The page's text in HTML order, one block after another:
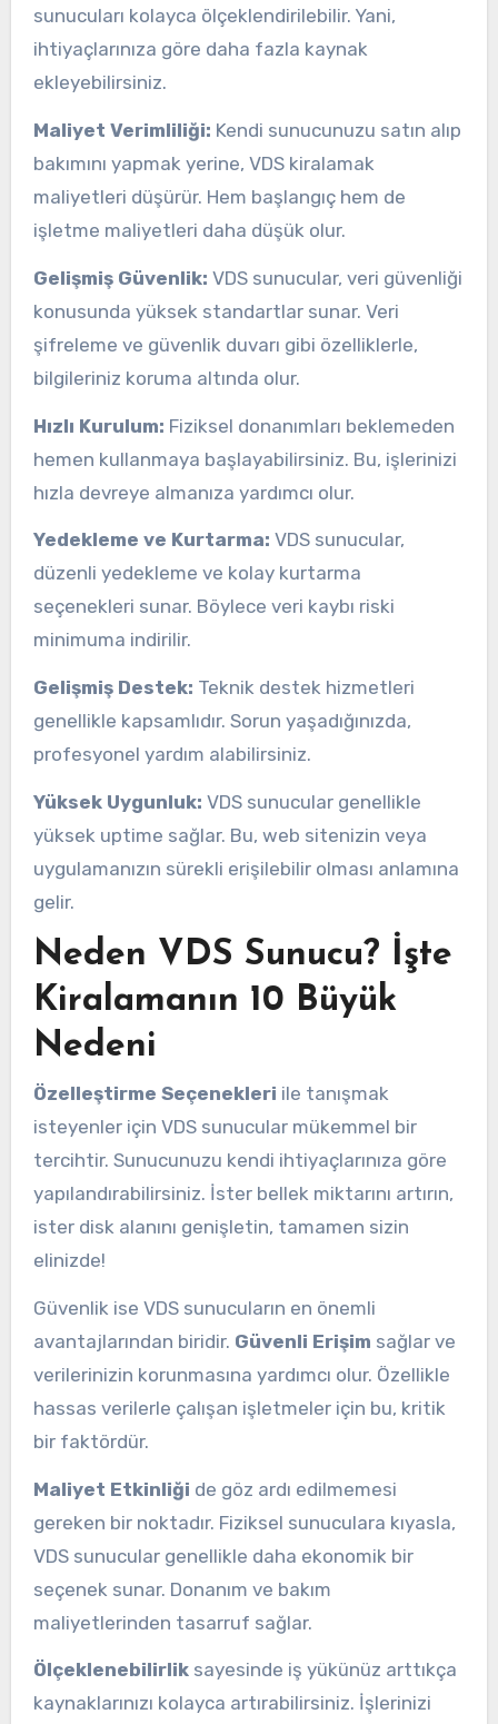
sunucuları kolayca ölçeklendirilebilir. Yani,
ihtiyaçlarınıza göre daha fazla kaynak
ekleyebilirsiniz.
Maliyet Verimliliği: Kendi sunucunuzu satın alıp
bakımını yapmak yerine, VDS kiralamak
maliyetleri düşürür. Hem başlangıç hem de
işletme maliyetleri daha düşük olur.
Gelişmiş Güvenlik: VDS sunucular, veri güvenliği
konusunda yüksek standartlar sunar. Veri
şifreleme ve güvenlik duvarı gibi özelliklerle,
bilgileriniz koruma altında olur.
Hızlı Kurulum: Fiziksel donanımları beklemeden
hemen kullanmaya başlayabilirsiniz. Bu, işlerinizi
hızla devreye almanıza yardımcı olur.
Yedekleme ve Kurtarma: VDS sunucular,
düzenli yedekleme ve kolay kurtarma
seçenekleri sunar. Böylece veri kaybı riski
minimuma indirilir.
Gelişmiş Destek: Teknik destek hizmetleri
genellikle kapsamlıdır. Sorun yaşadığınızda,
profesyonel yardım alabilirsiniz.
Yüksek Uygunluk: VDS sunucular genellikle
yüksek uptime sağlar. Bu, web sitenizin veya
uygulamanızın sürekli erişilebilir olması anlamına
gelir.
Neden VDS Sunucu? İşte
Kiralamanın 10 Büyük
Nedeni
Özelleştirme Seçenekleri ile tanışmak
isteyenler için VDS sunucular mükemmel bir
tercihtir. Sunucunuzu kendi ihtiyaçlarınıza göre
yapılandırabilirsiniz. İster bellek miktarını artırın,
ister disk alanını genişletin, tamamen sizin
elinizde!
Güvenlik ise VDS sunucuların en önemli
avantajlarından biridir. Güvenli Erişim sağlar ve
verilerinizin korunmasına yardımcı olur. Özellikle
hassas verilerle çalışan işletmeler için bu, kritik
bir faktördür.
Maliyet Etkinliği de göz ardı edilmemesi
gereken bir noktadır. Fiziksel sunuculara kıyasla,
VDS sunucular genellikle daha ekonomik bir
seçenek sunar. Donanım ve bakım
maliyetlerinden tasarruf sağlar.
Ölçeklenebilirliksayesinde iş yükünüz arttıkça
kaynaklarınızı kolayca artırabilirsiniz. İşlerinizi